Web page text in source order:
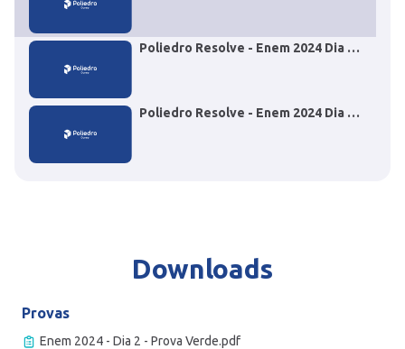
Poliedro Resolve - Enem 2024 Dia 2
Poliedro Resolve - Enem 2024 Dia 2
Downloads
Provas
Enem 2024 - Dia 2 - Prova Verde.pdf